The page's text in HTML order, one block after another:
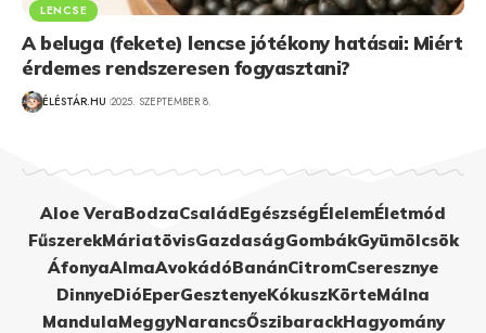
LENCSE
A beluga (fekete) lencse jótékony hatásai: Miért
érdemes rendszeresen fogyasztani?
ÉLÉSTÁR.HU 2025. SZEPTEMBER 8.
Aloe VeraBodzaCsaládEgészségÉlelemÉletmód
FűszerekMáriatövisGazdaságGombákGyümölcsök
ÁfonyaAlmaAvokádóBanánCitromCseresznye
DinnyeDióEperGesztenyeKókuszKörteMálna
MandulaMeggyNarancsŐszibarackHagyomány